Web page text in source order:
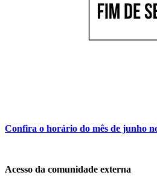
Confira o horário do mês de junho
Acesso da comunidade externa